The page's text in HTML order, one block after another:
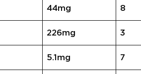
44mg 8
226mg 3
5.1mg 7